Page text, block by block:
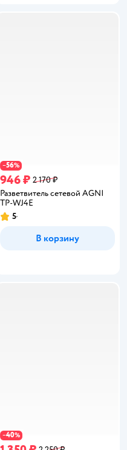
−56%
946 ₽ 2 170 ₽
Разветвитель сетевой AGNI
TP-WJ4E
Рейтинг:
5
В корзину
−40%